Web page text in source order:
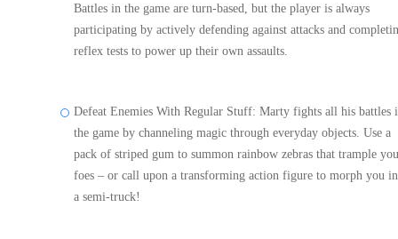
Battles in the game are turn-based, but the player is always
participating by actively defending against attacks and
reflex tests to power up their own assaults.
Defeat Enemies With Regular Stuff: Marty fights all his battles
the game by channeling magic through everyday objects. Use a
pack of striped gum to summon rainbow zebras that trample
foes – or call upon a transforming action figure to morph you
a semi-truck!